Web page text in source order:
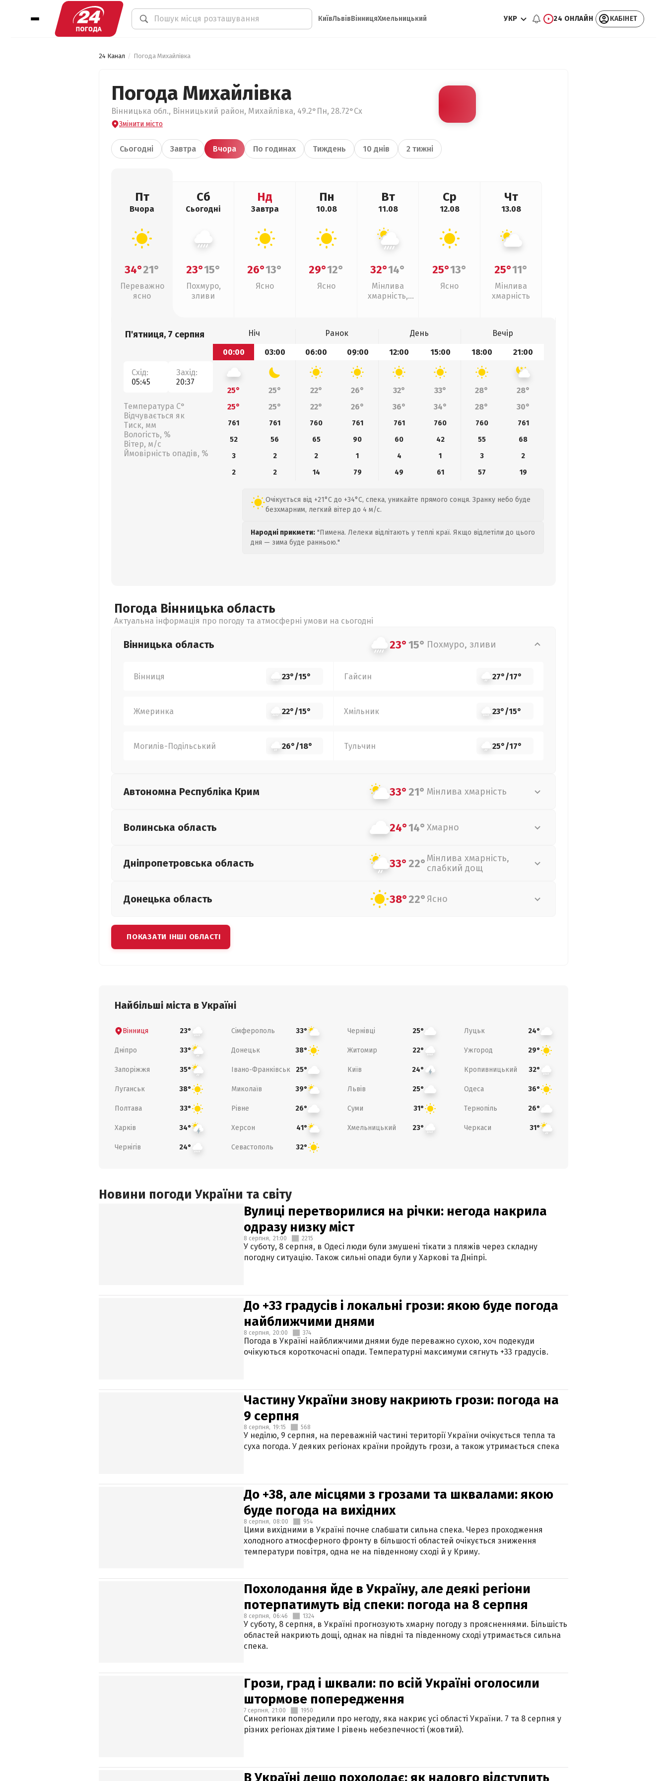
КиївЛьвівВінницяХмельницький УКР 24 ОНЛАЙН КАБІНЕТ
24 Канал Погода Михайлівка
Погода Михайлівка
Вінницька обл., Вінницький район, Михайлівка, 49.2°Пн, 28.72°Сх
Змінити місто
Сьогодні Завтра Вчора По годинах Тиждень 10 днів 2 тижні
Пт
Вчора
34°21°
Переважно
ясно
Сб
Сьогодні
23°15°
Похмуро,
зливи
Нд
Завтра
26°13°
Ясно
Пн
10.08
29°12°
Ясно
Вт
11.08
32°14°
Мінлива
хмарність,
Ср
12.08
25°13°
Ясно
Чт
13.08
25°11°
Мінлива
хмарність
П'ятниця, 7 серпня
Схід:
05:45
Захід:
20:37
Температура С°
Відчувається як
Тиск, мм
Вологість, %
Вітер, м/с
Ймовірність опадів, %
Ніч Ранок День
Вечір
00:00
03:00 06:00 09:00 12:00 15:00 18:00 21:00
25° 25° 22° 26° 32° 33° 28°
28°
25°
25° 22° 26° 36° 34° 28° 30°
761 761 760 761 761 760 760
761
52
56 65 90 60 42 55
68
3
2 2 1 4 1 3
2
2
2 14 79 49 61 57 19
Очікується від +21°C до +34°C, спека, уникайте прямого сонця. Зранку небо буде
безхмарним, легкий вітер до 4 м/с.
Народні прикмети: "Пимена. Лелеки відлітають у теплі краї. Якщо відлетіли до цього
дня — зима буде ранньою."
Погода Вінницька область
Актуальна інформація про погоду та атмосферні умови на сьогодні
Вінницька область 23°15° Похмуро, зливи
Вінниця 23°/15° Гайсин 27°/17°
Жмеринка 22°/15° Хмільник 23°/15°
Могилів-Подільський 26°/18° Тульчин 25°/17°
Автономна Республіка Крим 33°21° Мінлива хмарність
Волинська область 24°14° Хмарно
Дніпропетровська область 33°22°Мінлива хмарність,
слабкий дощ
Донецька область 38°22° Ясно
ПОКАЗАТИ ІНШІ ОБЛАСТІ
Найбільші міста в Україні
Вінниця 23° Сімферополь 33° Чернівці 25° Луцьк 24°
Дніпро 33° Донецьк 38° Житомир 22° Ужгород 29°
Запоріжжя 35° Івано-Франківськ 25° Київ 24° Кропивницький 32°
Луганськ 38° Миколаїв 39° Львів 25° Одеса 36°
Полтава 33° Рівне 26° Суми 31° Тернопіль 26°
Харків 34° Херсон 41° Хмельницький 23° Черкаси 31°
Чернігів 24° Севастополь 32°
Новини погоди України та світу
Вулиці перетворилися на річки: негода накрила
одразу низку міст
8 серпня, 21:00 2215
У суботу, 8 серпня, в Одесі люди були змушені тікати з пляжів через складну
погодну ситуацію. Також сильні опади були у Харкові та Дніпрі.
До +33 градусів і локальні грози: якою буде погода
найближчими днями
8 серпня, 20:00 374
Погода в Україні найближчими днями буде переважно сухою, хоч подекуди
очікуються короткочасні опади. Температурні максимуми сягнуть +33 градусів.
Частину України знову накриють грози: погода на
9 серпня
8 серпня, 19:15 568
У неділю, 9 серпня, на переважній частині території України очікується тепла та
суха погода. У деяких регіонах країни пройдуть грози, а також утримається спека
До +38, але місцями з грозами та шквалами: якою
буде погода на вихідних
8 серпня, 08:00 954
Цими вихідними в Україні почне слабшати сильна спека. Через проходження
холодного атмосферного фронту в більшості областей очікується зниження
температури повітря, одна не на південному сході й у Криму.
Похолодання йде в Україну, але деякі регіони
потерпатимуть від спеки: погода на 8 серпня
8 серпня, 06:46 1324
У суботу, 8 серпня, в Україні прогнозують хмарну погоду з проясненнями. Більшість
областей накриють дощі, однак на півдні та південному сході утримається сильна
спека.
Грози, град і шквали: по всій Україні оголосили
штормове попередження
7 серпня, 21:00 1950
Синоптики попередили про негоду, яка накриє усі області України. 7 та 8 серпня у
різних регіонах діятиме І рівень небезпечності (жовтий).
В Україні дещо похолодає: як надовго відступить